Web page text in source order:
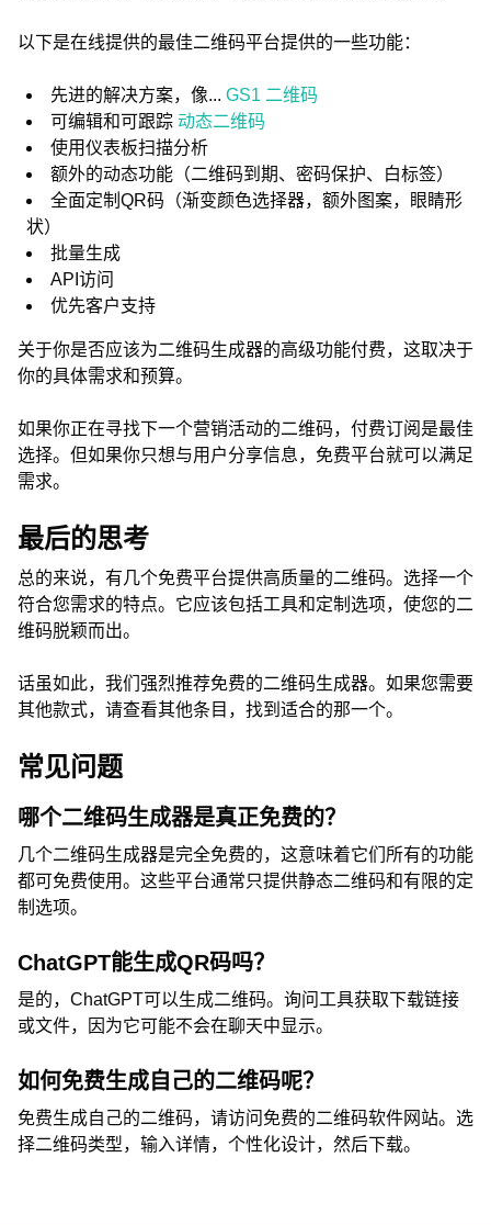
以下是在线提供的最佳二维码平台提供的一些功能：
先进的解决方案，像... GS1 二维码
可编辑和可跟踪 动态二维码
使用仪表板扫描分析
额外的动态功能（二维码到期、密码保护、白标签）
全面定制QR码（渐变颜色选择器，额外图案，眼睛形
状）
批量生成
API访问
优先客户支持
关于你是否应该为二维码生成器的高级功能付费，这取决于
你的具体需求和预算。
如果你正在寻找下一个营销活动的二维码，付费订阅是最佳
选择。但如果你只想与用户分享信息，免费平台就可以满足
需求。
最后的思考
总的来说，有几个免费平台提供高质量的二维码。选择一个
符合您需求的特点。它应该包括工具和定制选项，使您的二
维码脱颖而出。
话虽如此，我们强烈推荐免费的二维码生成器。如果您需要
其他款式，请查看其他条目，找到适合的那一个。
常见问题
哪个二维码生成器是真正免费的？
几个二维码生成器是完全免费的，这意味着它们所有的功能
都可免费使用。这些平台通常只提供静态二维码和有限的定
制选项。
ChatGPT能生成QR码吗？
是的，ChatGPT可以生成二维码。询问工具获取下载链接
或文件，因为它可能不会在聊天中显示。
如何免费生成自己的二维码呢？
免费生成自己的二维码，请访问免费的二维码软件网站。选
择二维码类型，输入详情，个性化设计，然后下载。